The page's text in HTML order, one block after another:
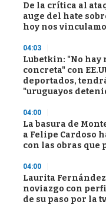
De la crítica al
auge del hate
hoy nos
04:03
Lubetkin: "No hay
concreta" con
deportados,
"uruguayos
04:00
La basura de
a Felipe Cardoso
con las obras que
04:00
Laurita
noviazgo con
de su paso por la